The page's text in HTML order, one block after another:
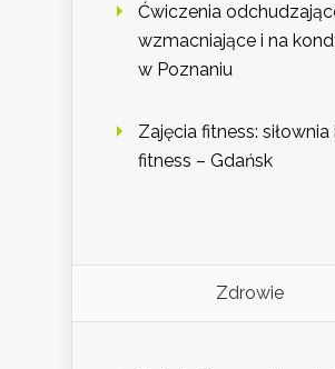
Ćwiczenia
wzmacniające i na
w Poznaniu
Zajęcia fitness: siłownia i
fitness – Gdańsk
Zdrowie